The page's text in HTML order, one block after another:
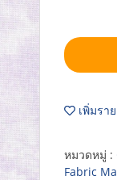
เพิ่มรา
หมวดหมู่ :
Fabric